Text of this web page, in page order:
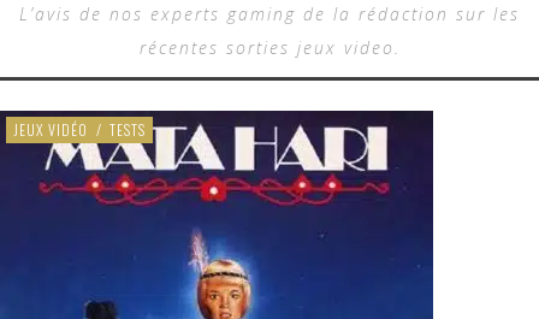
L’avis de nos experts gaming de la rédaction sur les
récentes sorties jeux video.
JEUX VIDÉO / TESTS